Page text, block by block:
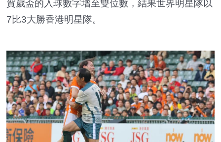
賀歲盃的入球數字增至雙位數，結果世界明星隊以
7比3大勝香港明星隊。